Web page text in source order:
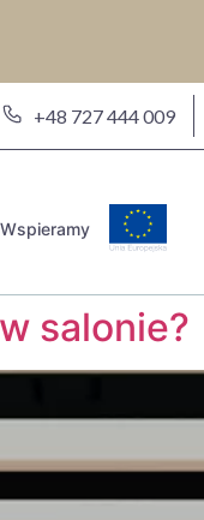
+48 727 444 009
Wspieramy
salonie?